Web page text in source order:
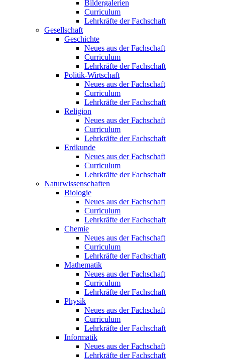
Bildergalerien
Curriculum
Lehrkräfte der Fachschaft
Gesellschaft
Geschichte
Neues aus der Fachschaft
Curriculum
Lehrkräfte der Fachschaft
Politik-Wirtschaft
Neues aus der Fachschaft
Curriculum
Lehrkräfte der Fachschaft
Religion
Neues aus der Fachschaft
Curriculum
Lehrkräfte der Fachschaft
Erdkunde
Neues aus der Fachschaft
Curriculum
Lehrkräfte der Fachschaft
Naturwissenschaften
Biologie
Neues aus der Fachschaft
Curriculum
Lehrkräfte der Fachschaft
Chemie
Neues aus der Fachschaft
Curriculum
Lehrkräfte der Fachschaft
Mathematik
Neues aus der Fachschaft
Curriculum
Lehrkräfte der Fachschaft
Physik
Neues aus der Fachschaft
Curriculum
Lehrkräfte der Fachschaft
Informatik
Neues aus der Fachschaft
Lehrkräfte der Fachschaft